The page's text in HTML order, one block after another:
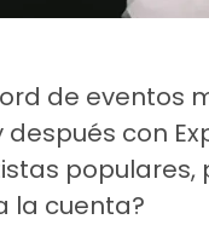
de eventos
con
populares,
la cuenta?